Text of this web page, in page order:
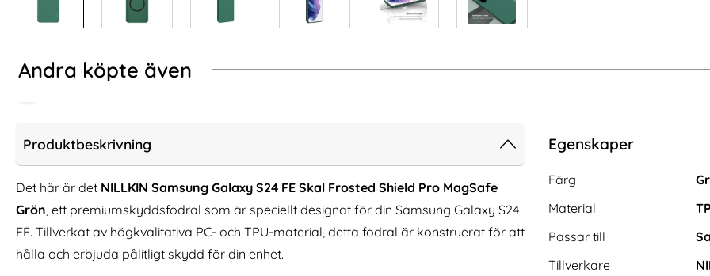
Andra köpte även
Produktbeskrivning
Det här är det NILLKIN Samsung Galaxy S24 FE Skal Frosted Shield Pro MagSafe
Grön, ett premiumskyddsfodral som är speciellt designat för din Samsung Galaxy S24
FE. Tillverkat av högkvalitativa PC- och TPU-material, detta fodral är konstruerat för att
hålla och erbjuda pålitligt skydd för din enhet.
Egenskaper
Egenskaper/attribut för
Attribut
Färg
Material
Passar till
Tillverkare